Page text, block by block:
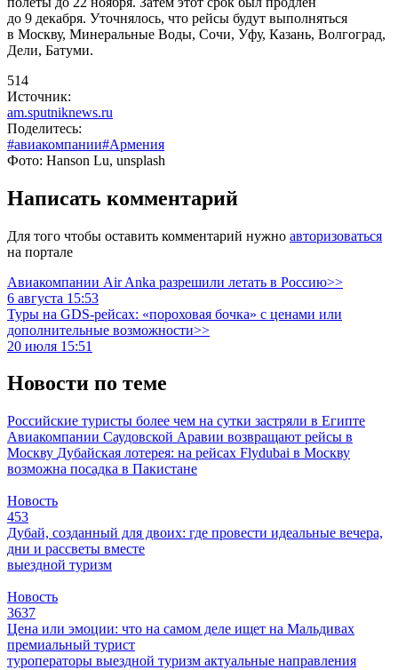
до 9 декабря. Уточнялось, что рейсы будут выполняться
в Москву, Минеральные Воды, Сочи, Уфу, Казань, Волгоград,
Дели, Батуми.
514
Источник:
am.sputniknews.ru
Поделитесь:
#авиакомпании#Армения
Фото: Hanson Lu, unsplash
Написать комментарий
Для того чтобы оставить комментарий нужно авторизоваться
на портале
Авиакомпании Air Anka разрешили летать в Россию>>
6 августа 15:53
Туры на GDS-рейсах: «пороховая бочка» с ценами или
дополнительные возможности>>
20 июля 15:51
Новости по теме
Российские туристы более чем на сутки застряли в Египте
Авиакомпании Саудовской Аравии возвращают рейсы в
Москву Дубайская лотерея: на рейсах Flydubai в Москву
возможна посадка в Пакистане
Новость
453
Дубай, созданный для двоих: где провести идеальные вечера,
дни и рассветы вместе
выездной туризм
Новость
3637
Цена или эмоции: что на самом деле ищет на Мальдивах
премиальный турист
туроператоры выездной туризм актуальные направления